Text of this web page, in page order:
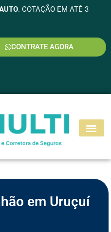
. COTAÇÃO EM ATÉ 3
CONTRATE AGORA
MOTO
em Uruçuí